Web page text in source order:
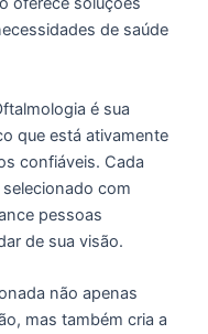
de saúde
é sua
que está ativamente
confiáveis. Cada
com
pessoas
de sua visão.
não apenas
mas também cria a